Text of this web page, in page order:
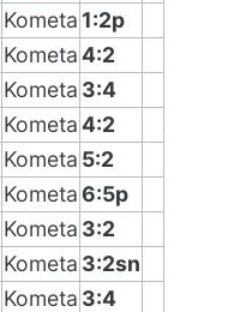
Kometa 1:2p
Kometa4:2
Kometa 3:4
Kometa4:2
Kometa 5:2
Kometa6:5p
Kometa 3:2
Kometa 3:2sn
Kometa 3:4